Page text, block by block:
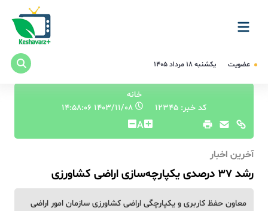
عضویت یکشنبه ۱۸ مرداد ۱۴۰۵
خانه
کد خبر: 12345
۱۴۰۳/۱۱/۰۸ ۱۴:۵۸:۰۶
A
آخرین اخبار
رشد ۳۷ درصدی یکپارچه‌سازی اراضی کشاورزی
معاون حفظ کاربری و یکپارچگی اراضی کشاورزی سازمان امور اراضی